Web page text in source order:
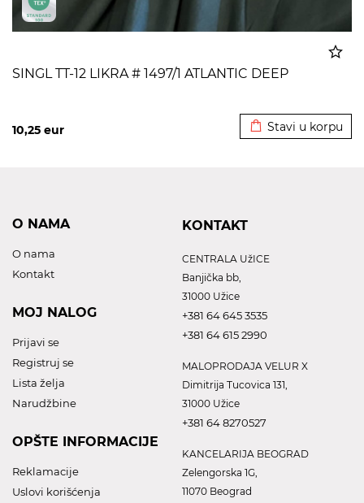
SINGL TT-12 LIKRA # 1497/1 ATLANTIC DEEP
10,25 eur Stavi u korpu
O NAMA
O nama
Kontakt
MOJ NALOG
Prijavi se
Registruj se
Lista želja
Narudžbine
OPŠTE INFORMACIJE
Reklamacije
Uslovi korišćenja
KONTAKT
CENTRALA UžICE
Banjička bb,
31000 Užice
+381 64 645 3535
+381 64 615 2990
MALOPRODAJA VELUR X
Dimitrija Tucovica 131,
31000 Užice
+381 64 8270527
KANCELARIJA BEOGRAD
Zelengorska 1G,
11070 Beograd